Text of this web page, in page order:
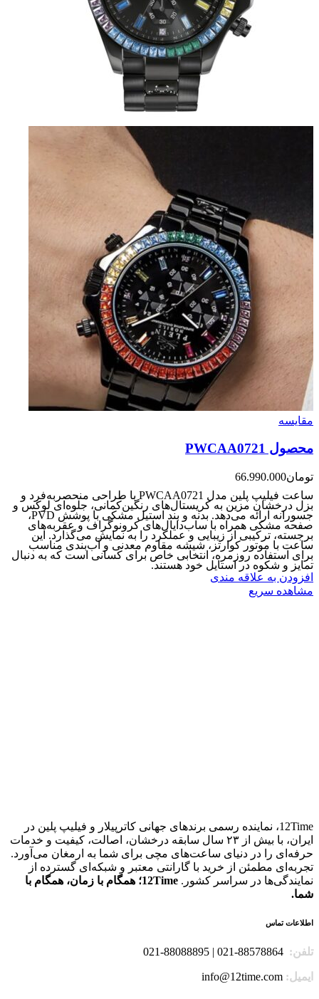
مقایسه
محصول PWCAA0721
تومان66.990.000
ساعت فیلیپ پلین مدل PWCAA0721 با طراحی منحصربه‌فرد و
بزل درخشان مزین به کریستال‌های رنگین‌کمانی، جلوه‌ای لوکس و
جسورانه ارائه می‌دهد. بدنه و بند استیل مشکی با پوشش PVD،
صفحه مشکی همراه با ساب‌دایال‌های کرونوگراف و عقربه‌های
برجسته، ترکیبی از زیبایی و عملکرد را به نمایش می‌گذارد. این
ساعت با موتور کوارتز، شیشه مقاوم معدنی و آب‌بندی مناسب
برای استفاده روزمره، انتخابی خاص برای کسانی است که به دنبال
تمایز و شکوه در استایل خود هستند.
افزودن به علاقه مندی
مشاهده سریع
12Time، نماینده رسمی برندهای جهانی کاترپیلار و فیلیپ پلین در
ایران، با بیش از ۲۳ سال سابقه درخشان، اصالت، کیفیت و خدمات
حرفه‌ای را در دنیای ساعت‌های مچی برای شما به ارمغان می‌آورد.
تجربه‌ای مطمئن از خرید با گارانتی معتبر و شبکه‌ای گسترده از
نمایندگی‌ها در سراسر کشور.
12Time؛ همگام با زمان، همگام با
شما.
اطلاعات تماس
تلفن:
ایمیل: info@12time.com